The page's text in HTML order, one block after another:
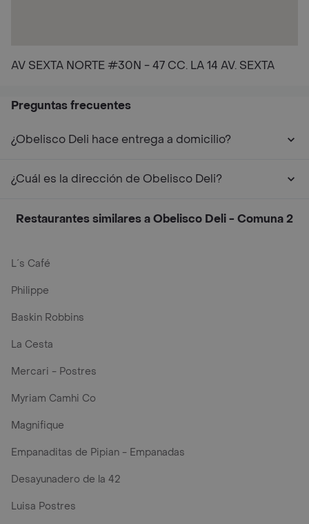
AV SEXTA NORTE #30N - 47 CC. LA 14 AV. SEXTA
Preguntas frecuentes
¿Obelisco Deli hace entrega a domicilio?
¿Cuál es la dirección de Obelisco Deli?
Restaurantes similares a Obelisco Deli - Comuna 2
L´s Café
Philippe
Baskin Robbins
La Cesta
Mercari - Postres
Myriam Camhi Co
Magnifique
Empanaditas de Pipian - Empanadas
Desayunadero de la 42
Luisa Postres